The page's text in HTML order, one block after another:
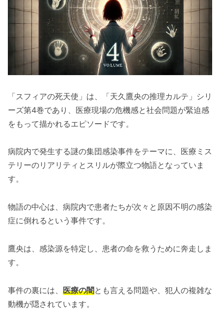
「スフィアの死天使」は、「天久鷹央の推理カルテ」シリ
ーズ第4巻であり、医療現場の危機感と社会問題が緊迫感
をもって描かれるエピソードです。
病院内で発生する謎の集団感染事件をテーマに、医療ミス
テリーのリアリティとスリルが際立つ物語となっていま
す。
物語の中心は、病院内で患者たちが次々と原因不明の感染
症に倒れるという事件です。
鷹央は、感染源を特定し、患者の命を救うために奔走しま
す。
事件の裏には、 医療の闇とも言える問題や、犯人の複雑な
動機が隠されています。